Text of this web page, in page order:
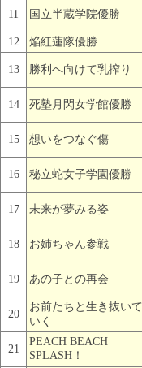
11 国立半蔵学院優勝
12
焔紅蓮隊優勝
13 勝利へ向けて乳搾り
14 死塾月閃女学館優勝
15 想いをつなぐ傷
16 秘立蛇女子学園優勝
17 未来が夢みる姿
18 お姉ちゃん参戦
19 あの子との再会
20
お前たちと生き抜いて
いく
21
PEACH BEACH
SPLASH！